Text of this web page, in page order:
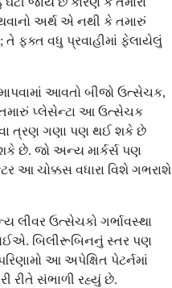
અર્થ એ નથી કે તમારું
તે ફક્ત વધુ પ્રવાહીમાં ફેલાયેલું
આવતો બીજો ઉત્સેચક,
તમારું પ્લેસેન્ટા આ ઉત્સેચક
ત્રણ ગણા પણ થઈ શકે છે
છે. જો અન્ય માર્કર્સ પણ
આ ચોક્કસ વધારા વિશે ગભરાશે
લીવર ઉત્સેચકો ગર્ભાવસ્થા
બિલીરૂબિનનું સ્તર પણ
આ અપેક્ષિત પેટર્નમાં
રીતે સંભાળી રહ્યું છે.